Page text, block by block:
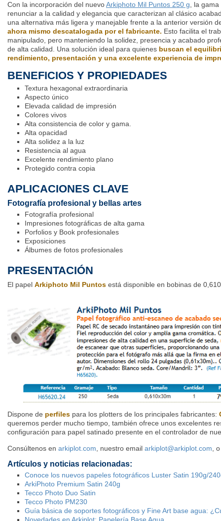
Con la incorporación del nuevoArkiphoto Mil Puntos 250 g, la
renunciar a la calidad y elegancia que caracterizan al clásico
una alternativa más ligera y manejable frente a la anterior versión
ahora mismo descatalogada por el fabricante. Esto facilita el
manipulado, pero manteniendo la solidez, presencia y acabado
de alta calidad. Una solución ideal para quienes buscan el
rendimiento, presentación y una excelente experiencia de
BENEFICIOS Y PROPIEDADES
Textura hexagonal extraordinaria
Aspecto único
Elevada calidad de impresión
Colores vivos
Alta consistencia de color y gama.
Alta opacidad
Alta solidez a la luz
Resistencia al agua
Excelente rendimiento plano
Protegido contra copia
APLICACIONES CLAVE
Fotografía profesional y bellas artes
Fotografía profesional
Impresiones fotográficas de alta gama
Porfolios y Book profesionales
Exposiciones
Álbumes de fotos profesionales
PRESENTACIÓN
El papel Arkiphoto Mil Puntos está disponible en bobinas de
Dispone de perfiles para los plotters de los principales fabricantes:
queremos perder mucho tiempo, también ofrece unos excelentes
configuración para papel satinado presente en el controlador de
Consúltenos en arkiplot.com, nuestro email arkiplot@arkiplot.com,
Artículos y noticias relacionadas:
Conoce los nuevos papeles fotográficos Luster Satin 190g/
ArkiPhoto Premium Satin 240g
Tecco Photo Duo Satin
Tecco Photo PM230
Guía básica de soportes fotográficos y Fine Art base agua: